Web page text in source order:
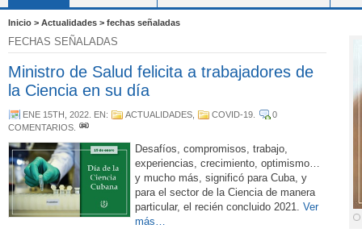
Inicio > Actualidades > fechas señaladas
FECHAS SEÑALADAS
Ministro de Salud felicita a trabajadores de
la Ciencia en su día
ENE 15TH, 2022 . EN: ACTUALIDADES COVID-19
0
COMENTARIOS
Desafíos, compromisos, trabajo,
experiencias, crecimiento, optimismo…
y mucho más, significó para Cuba, y
para el sector de la Ciencia de manera
particular, el recién concluido 2021. Ver
más…